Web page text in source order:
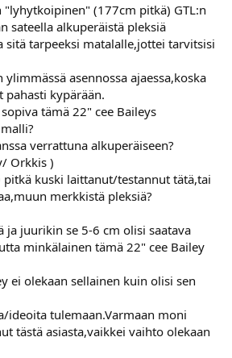
(177cm pitkä) GTL:n
sateella alkuperäistä pleksiä
sitä tarpeeksi matalalle,jottei tarvitsisi
asennossa ajaessa,koska
kypärään.
tämä 22" cee Baileys
verrattuna alkuperäiseen?
Orkkis )
pitkä kuski laittanut/testannut tätä,tai
merkkistä pleksiä?
ja juurikin se 5-6 cm olisi saatava
minkälainen tämä 22" cee Bailey
ei olekaan sellainen kuin olisi sen
ideoita tulemaan.Varmaan moni
tästä asiasta,vaikkei vaihto olekaan